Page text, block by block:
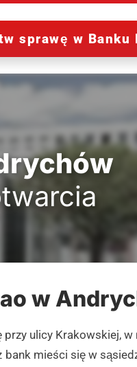
sprawę w Banku
w
przy ulicy Krakowskiej, w
bank mieści się w